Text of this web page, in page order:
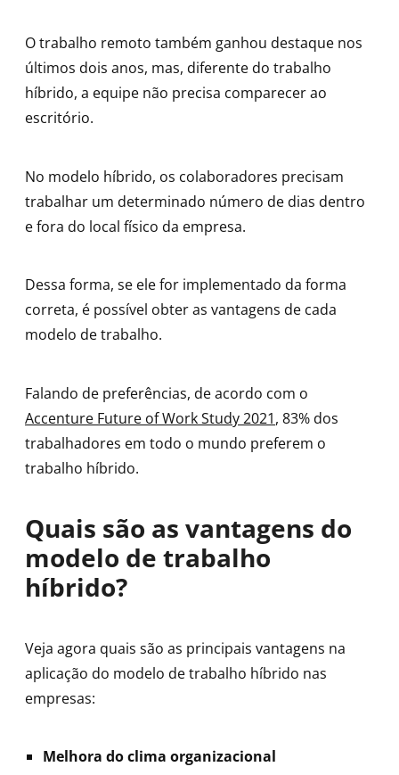
O trabalho remoto também ganhou destaque nos
últimos dois anos, mas, diferente do trabalho
híbrido, a equipe não precisa comparecer ao
escritório.
No modelo híbrido, os colaboradores precisam
trabalhar um determinado número de dias dentro
e fora do local físico da empresa.
Dessa forma, se ele for implementado da forma
correta, é possível obter as vantagens de cada
modelo de trabalho.
Falando de preferências, de acordo com o
Accenture Future of Work Study 2021, 83% dos
trabalhadores em todo o mundo preferem o
trabalho híbrido.
Quais são as vantagens do
modelo de trabalho
híbrido?
Veja agora quais são as principais vantagens na
aplicação do modelo de trabalho híbrido nas
empresas:
Melhora do clima organizacional